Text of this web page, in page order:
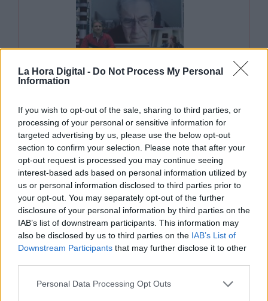
La Hora Digital - Do Not Process My Personal
Information
If you wish to opt-out of the sale, sharing to third parties, or
processing of your personal or sensitive information for
targeted advertising by us, please use the below opt-out
section to confirm your selection. Please note that after your
opt-out request is processed you may continue seeing
interest-based ads based on personal information utilized by
us or personal information disclosed to third parties prior to
your opt-out. You may separately opt-out of the further
disclosure of your personal information by third parties on the
IAB’s list of downstream participants. This information may
also be disclosed by us to third parties on the IAB’s List of
Downstream Participants that may further disclose it to other
Personal Data Processing Opt Outs
Vivienda: Hartazgo de
soluciones que no acaban de
Por Jose Luis Martín
viernes, 15 de marzo de 2024
SHARE de Fuenlabrada